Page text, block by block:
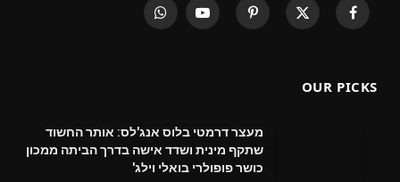
Facebook
X
Pinterest
YouTube
WhatsApp
OUR PICKS
מעצר דרמטי בלוס אנג'לס: אותר החשוד
שתקף מינית ושדד אישה בדרך הביתה ממכון
כושר פופולרי בואלי וילג'